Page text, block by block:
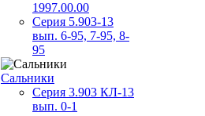
1997.00.00
Серия 5.903-13
вып. 6-95, 7-95, 8-
95
Сальники
Серия 3.903 КЛ-13
вып. 0-1